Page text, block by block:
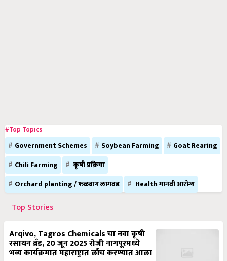
#Top Topics
Government Schemes Soybean Farming
Goat Rearing
Chili Farming
कृषी प्रक्रिया
Orchard planting / फळबाग लागवड
Health मानवी आरोग्य
Top Stories
Arqivo, Tagros Chemicals चा नवा कृषी
रसायन ब्रँड, 20 जून 2025 रोजी नागपूरमध्ये
भव्य कार्यक्रमात महाराष्ट्रात लाँच करण्यात आला